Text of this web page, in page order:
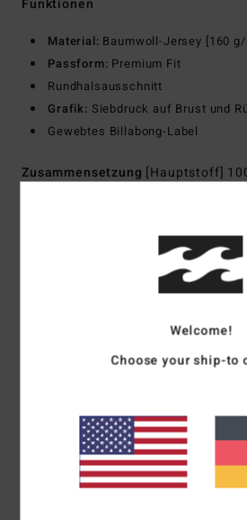
Funktionen
Material: Baumwoll-Jersey [160 g/
Passform: Premium Fit
Rundhalsausschnitt
Grafik: Siebdruck auf Brust und
Gewebtes Billabong-Label
Zusammensetzung [Hauptstoff]
Versand & Rückversand
Kundenbewertungen
4.0
basierend auf1 verifizierten
Welcome!
Choose your ship-to